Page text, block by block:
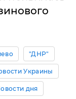
"ДНР"
Украины
дня